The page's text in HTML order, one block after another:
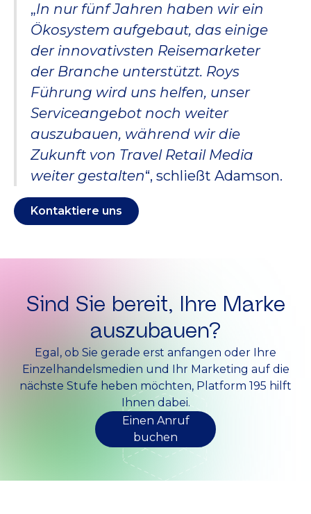
„In nur fünf Jahren haben wir ein
Ökosystem aufgebaut, das einige
der innovativsten Reisemarketer
der Branche unterstützt. Roys
Führung wird uns helfen, unser
Serviceangebot noch weiter
auszubauen, während wir die
Zukunft von Travel Retail Media
weiter gestalten“, schließt Adamson.
Kontaktiere uns
Sind Sie bereit, Ihre Marke
auszubauen?
Egal, ob Sie gerade erst anfangen oder Ihre
Einzelhandelsmedien und Ihr Marketing auf die
nächste Stufe heben möchten, Platform 195 hilft
Ihnen dabei.
Einen Anruf
buchen